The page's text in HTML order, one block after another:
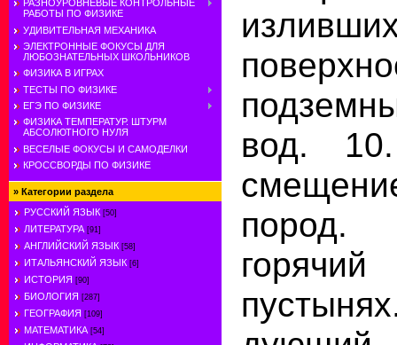
РАЗНОУРОВНЕВЫЕ КОНТРОЛЬНЫЕ
РАБОТЫ ПО ФИЗИКЕ
УДИВИТЕЛЬНАЯ МЕХАНИКА
ЭЛЕКТРОННЫЕ ФОКУСЫ ДЛЯ
ЛЮБОЗНАТЕЛЬНЫХ ШКОЛЬНИКОВ
ФИЗИКА В ИГРАХ
ТЕСТЫ ПО ФИЗИКЕ
ЕГЭ ПО ФИЗИКЕ
ФИЗИКА ТЕМПЕРАТУР. ШТУРМ
АБСОЛЮТНОГО НУЛЯ
ВЕСЕЛЫЕ ФОКУСЫ И САМОДЕЛКИ
КРОССВОРДЫ ПО ФИЗИКЕ
» Категории раздела
РУССКИЙ ЯЗЫК [50]
ЛИТЕРАТУРА [91]
АНГЛИЙСКИЙ ЯЗЫК [58]
ИТАЛЬЯНСКИЙ ЯЗЫК [6]
ИСТОРИЯ [90]
БИОЛОГИЯ [287]
ГЕОГРАФИЯ [109]
МАТЕМАТИКА [54]
вод.